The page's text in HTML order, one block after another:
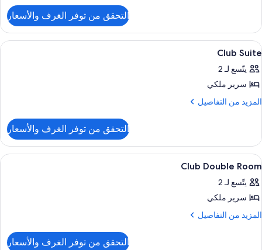
Club
Suite,
Balcony,
View
التحقق من توفر الغرف والأسعار
استعراض
جميع
صور
Club
Suite
ميني بار وخزنة داخل الغرفة ومكتب
4
Club Suite
يتّسع لـ 2
سرير ملكي
المزيد من التفاصيل
المزيد
Club
Suite
التحقق من توفر الغرف والأسعار
استعراض
جميع
صور
Club
Double
ميني بار وخزنة داخل الغرفة ومكتب
2
Club Double Room
يتّسع لـ 2
سرير ملكي
المزيد من التفاصيل
المزيد
التحقق من توفر الغرف والأسعار